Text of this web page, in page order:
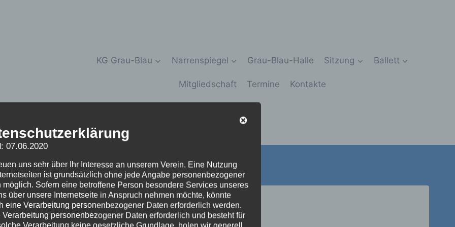
1949 e.V.
KG Grau-Blau Narrenspiegel Grau-Blau-Halle Sitzung Ballett
Mitgliedschaft Termine Kontakte
07.06.2020
uns sehr über Ihr Interesse an unserem Verein. Eine Nutzung
ist grundsätzlich ohne jede Angabe personenbezogener
möglich. Sofern eine betroffene Person besondere Services unseres
über unsere Internetseite in Anspruch nehmen möchte, könnte
eine Verarbeitung personenbezogener Daten erforderlich werden.
Verarbeitung personenbezogener Daten erforderlich und besteht für